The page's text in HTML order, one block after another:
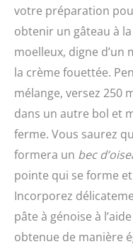
votre préparation
obtenir un gâteau à
moelleux, digne d’un
la crème fouettée.
mélange, versez 250
dans un autre bol et
ferme. Vous saurez
formera un bec
pointe qui se forme
Incorporez
pâte à génoise à
obtenue de manière